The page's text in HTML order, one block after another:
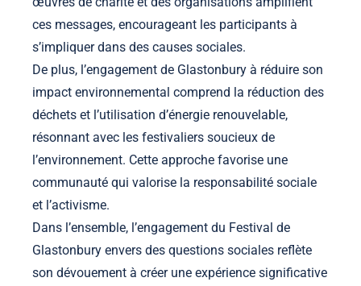
ces messages, encourageant les participants à
s’impliquer dans des causes sociales.
De plus, l’engagement de Glastonbury à réduire son
impact environnemental comprend la réduction des
déchets et l’utilisation d’énergie renouvelable,
résonnant avec les festivaliers soucieux de
l’environnement. Cette approche favorise une
communauté qui valorise la responsabilité sociale
et l’activisme.
Dans l’ensemble, l’engagement du Festival de
Glastonbury envers des questions sociales reflète
son dévouement à créer une expérience significative